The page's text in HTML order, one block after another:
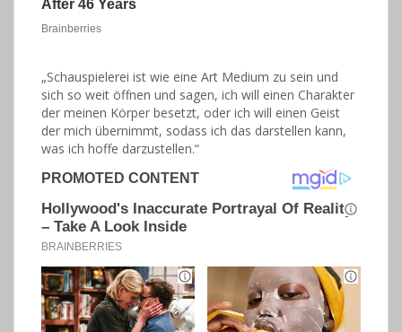
„Schauspielerei ist wie eine Art Medium zu sein und
sich so weit öffnen und sagen, ich will einen Charakter
der meinen Körper besetzt, oder ich will einen Geist
der mich übernimmt, sodass ich das darstellen kann,
was ich hoffe darzustellen.“